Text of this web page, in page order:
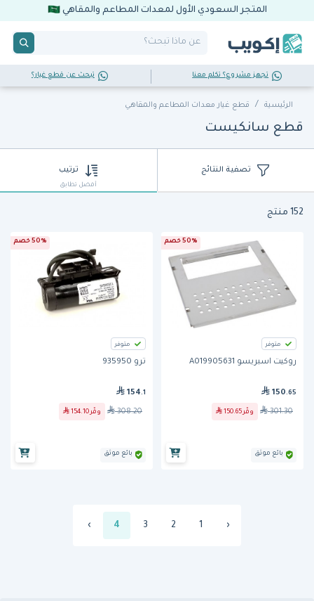
المتجر السعودي الأول لمعدات المطاعم والمقاهي
تجهز مشروع؟ تكلم معنا تبحث عن قطع غيار؟
الرئيسية قطع غيار معدات المطاعم والمقاهي
قطع سانكيست
تصفية النتائج ترتيب
أفضل تطابق
152 منتج
50% خصم
متوفر
روكيت اسبريسو A019905631
150 .65
301.30 وفّر 150.65
بائع موثق
50% خصم
متوفر
ترو 935950
154 .1
308.20 وفّر 154.10
بائع موثق
‹
1
2
3
4
›